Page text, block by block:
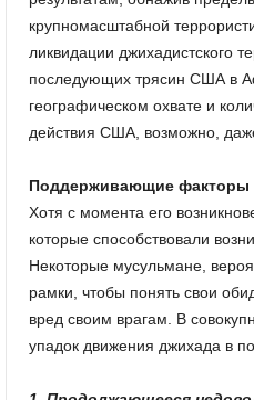
крупномасштабной
ликвидации джихадистского
последующих трясин США в
географическом охвате и
действия США, возможно,
Поддерживающие факторы
Хотя с момента его
которые способствовали
Некоторые мусульмане,
рамки, чтобы понять свои
вред своим врагам. В
упадок движения джихада в